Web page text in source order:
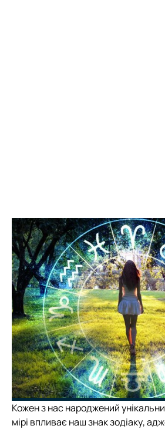
Кожен з нас народжений
мірі впливає наш знак зодіаку,